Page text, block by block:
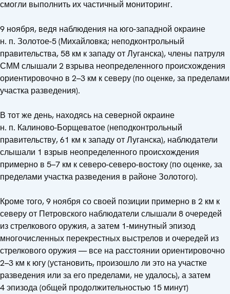
смогли выполнить их частичный мониторинг.
9 ноября, ведя наблюдения на юго-западной окраине
н. п. Золотое-5 (Михайловка; неподконтрольный
правительства, 58 км к западу от Луганска), члены патруля
СММ слышали 2 взрыва неопределенного происхождения
ориентировочно в 2–3 км к северу (по оценке, за пределами
участка разведения).
В тот же день, находясь на северной окраине
н. п. Калиново-Борщеватое (неподконтрольный
правительству, 61 км к западу от Луганска), наблюдатели
слышали 1 взрыв неопределенного происхождения
примерно в 5–7 км к северо-северо-востоку (по оценке, за
пределами участка разведения в районе Золотого).
Кроме того, 9 ноября со своей позиции примерно в 2 км к
северу от Петровского наблюдатели слышали 8 очередей
из стрелкового оружия, а затем 1-минутный эпизод
многочисленных перекрестных выстрелов и очередей из
стрелкового оружия — все на расстоянии ориентировочно
2–3 км к югу (установить, произошло ли это на участке
разведения или за его пределами, не удалось), а затем
4 эпизода (общей продолжительностью 15 минут)